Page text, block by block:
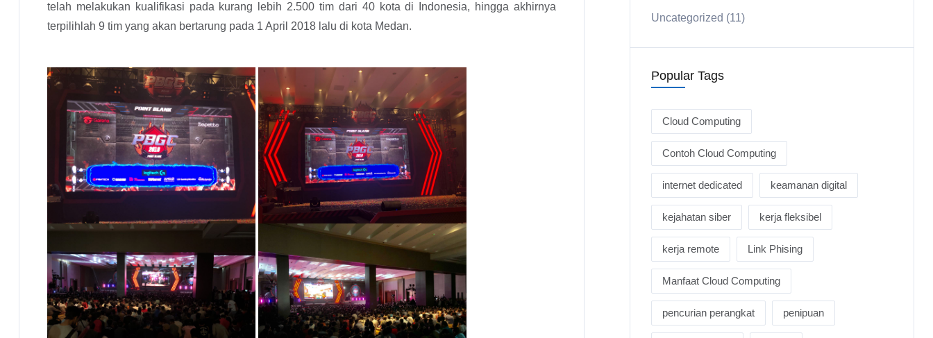
telah melakukan kualifikasi pada kurang lebih 2.500 tim dari 40 kota di Indonesia, hingga akhirnya
terpilihlah 9 tim yang akan bertarung pada 1 April 2018 lalu di kota Medan.
Uncategorized (11)
Popular Tags
Cloud Computing
Contoh Cloud Computing
internet dedicated keamanan digital
kejahatan siber kerja fleksibel
kerja remote Link Phising
Manfaat Cloud Computing
pencurian perangkat penipuan